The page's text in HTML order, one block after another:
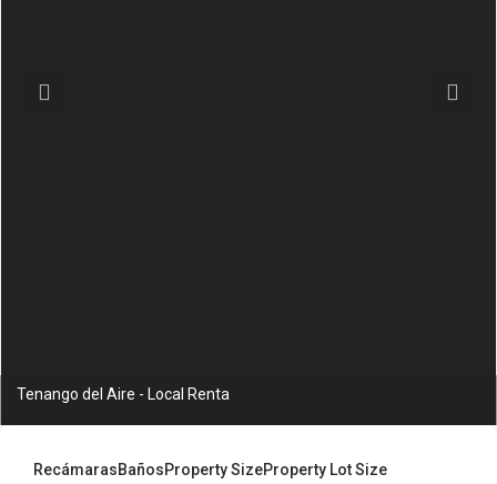
Tenango del Aire - Local Renta
RecámarasBañosProperty SizeProperty Lot Size